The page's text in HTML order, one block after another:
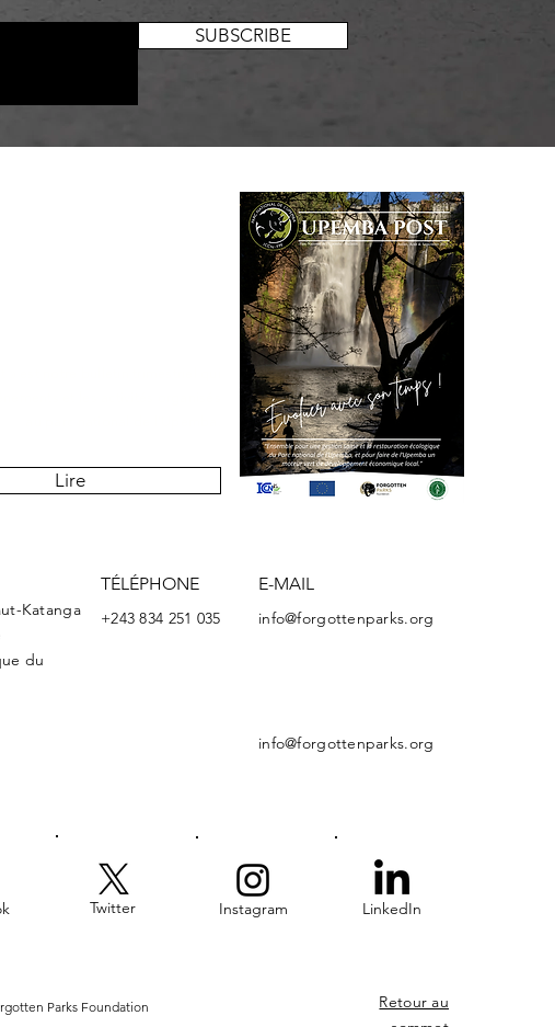
SUBSCRIBE
Lire
Katanga
du
TÉLÉPHONE
+243 834 251 035
E-MAIL
info@forgottenparks.org
info@forgottenparks.org
Twitter Instagram LinkedIn
Parks Foundation
Retour au